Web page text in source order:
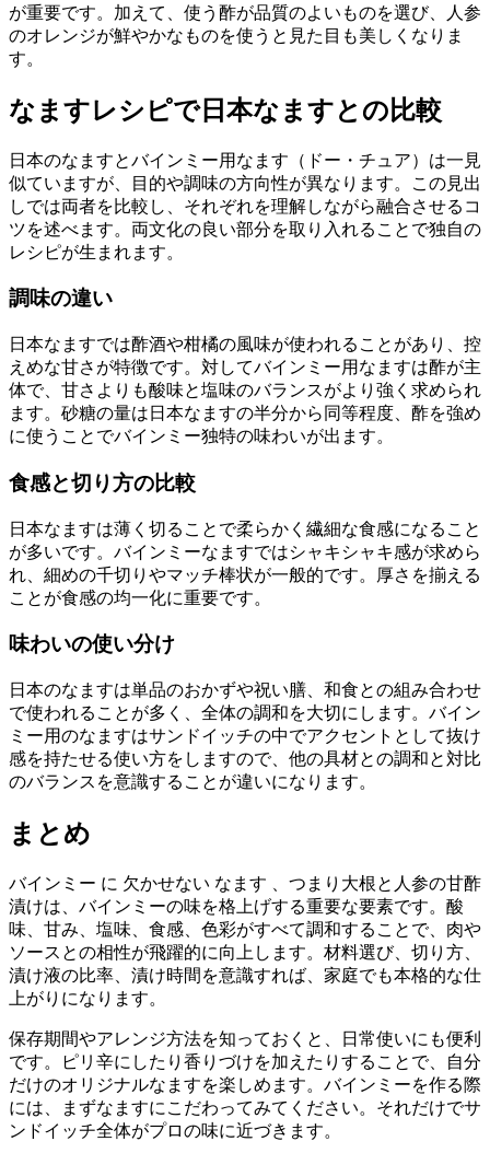
が重要です。加えて、使う酢が品質のよいものを選び、人参
のオレンジが鮮やかなものを使うと見た目も美しくなりま
す。
なますレシピで日本なますとの比較
日本のなますとバインミー用なます（ドー・チュア）は一見
似ていますが、目的や調味の方向性が異なります。この見出
しでは両者を比較し、それぞれを理解しながら融合させるコ
ツを述べます。両文化の良い部分を取り入れることで独自の
レシピが生まれます。
調味の違い
日本なますでは酢酒や柑橘の風味が使われることがあり、控
えめな甘さが特徴です。対してバインミー用なますは酢が主
体で、甘さよりも酸味と塩味のバランスがより強く求められ
ます。砂糖の量は日本なますの半分から同等程度、酢を強め
に使うことでバインミー独特の味わいが出ます。
食感と切り方の比較
日本なますは薄く切ることで柔らかく繊細な食感になること
が多いです。バインミーなますではシャキシャキ感が求めら
れ、細めの千切りやマッチ棒状が一般的です。厚さを揃える
ことが食感の均一化に重要です。
味わいの使い分け
日本のなますは単品のおかずや祝い膳、和食との組み合わせ
で使われることが多く、全体の調和を大切にします。バイン
ミー用のなますはサンドイッチの中でアクセントとして抜け
感を持たせる使い方をしますので、他の具材との調和と対比
のバランスを意識することが違いになります。
まとめ
バインミー に 欠かせない なます 、つまり大根と人参の甘酢
漬けは、バインミーの味を格上げする重要な要素です。酸
味、甘み、塩味、食感、色彩がすべて調和することで、肉や
ソースとの相性が飛躍的に向上します。材料選び、切り方、
漬け液の比率、漬け時間を意識すれば、家庭でも本格的な仕
上がりになります。
保存期間やアレンジ方法を知っておくと、日常使いにも便利
です。ピリ辛にしたり香りづけを加えたりすることで、自分
だけのオリジナルなますを楽しめます。バインミーを作る際
には、まずなますにこだわってみてください。それだけでサ
ンドイッチ全体がプロの味に近づきます。